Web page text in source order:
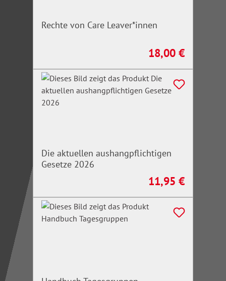
Rechte von Care Leaver*innen
Regulärer Preis:
18,00 €
Die aktuellen aushangpflichtigen
Gesetze 2026
Regulärer Preis:
11,95 €